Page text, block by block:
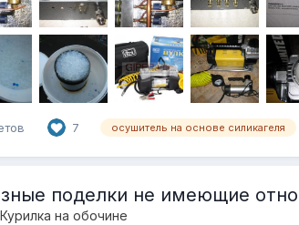
7 осушитель на основе силикагеля
поделки не имеющие
Курилка на обочине